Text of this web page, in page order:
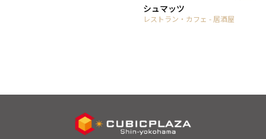
シュマッツ
レストラン・カフェ - 居酒屋